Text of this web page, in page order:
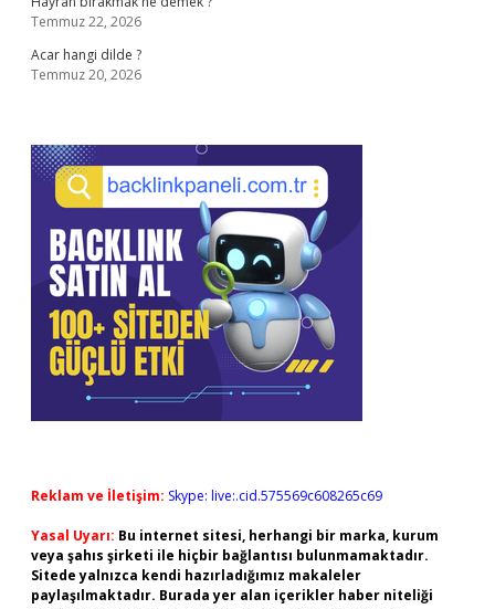
Temmuz 22, 2026
Acar hangi dilde ?
Temmuz 20, 2026
Reklam ve İletişim: Skype: live:.cid.575569c608265c69
Yasal Uyarı: Bu internet sitesi, herhangi bir marka, kurum
veya şahıs şirketi ile hiçbir bağlantısı bulunmamaktadır.
Sitede yalnızca kendi hazırladığımız makaleler
paylaşılmaktadır. Burada yer alan içerikler haber niteliği